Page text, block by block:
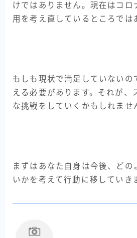
けではありません。現在はコロ
用を考え直しているところでは
もしも現状で満足していないの
える必要があります。それが、
な挑戦をしていくかもしれませ
まずはあなた自身は今後、どの
いかを考えて行動に移していき